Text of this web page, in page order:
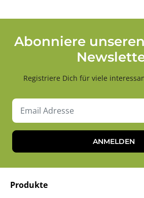
Abonniere
Registriere Dich für viele
ANMELDEN
Produkte